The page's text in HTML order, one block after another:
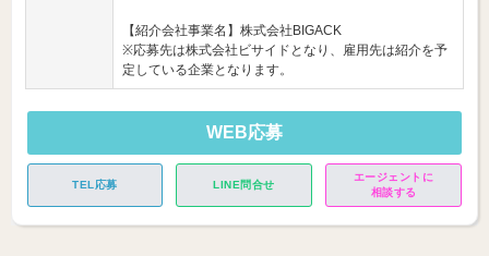
【紹介会社事業名】株式会社BIGACK
※応募先は株式会社ビサイドとなり、雇用先は紹介を予
定している企業となります。
WEB応募
TEL応募 LINE問合せ
エージェントに
相談する